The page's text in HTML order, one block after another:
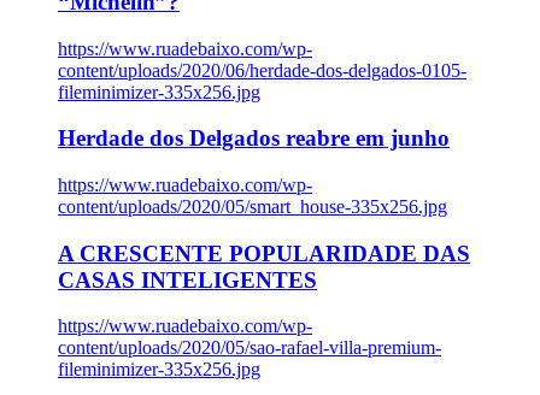
https://www.ruadebaixo.com/wp-
content/uploads/2020/06/herdade-dos-delgados-0105-
fileminimizer-335x256.jpg
Herdade dos Delgados reabre em junho
https://www.ruadebaixo.com/wp-
content/uploads/2020/05/smart_house-335x256.jpg
A CRESCENTE POPULARIDADE DAS
CASAS INTELIGENTES
https://www.ruadebaixo.com/wp-
content/uploads/2020/05/sao-rafael-villa-premium-
fileminimizer-335x256.jpg